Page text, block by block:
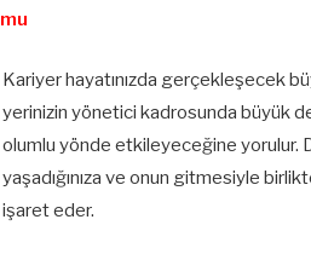
Kariyer hayatınızda gerçekleşecek
yerinizin yönetici kadrosunda büyük
olumlu yönde etkileyeceğine yorulur.
yaşadığınıza ve onun gitmesiyle
işaret eder.